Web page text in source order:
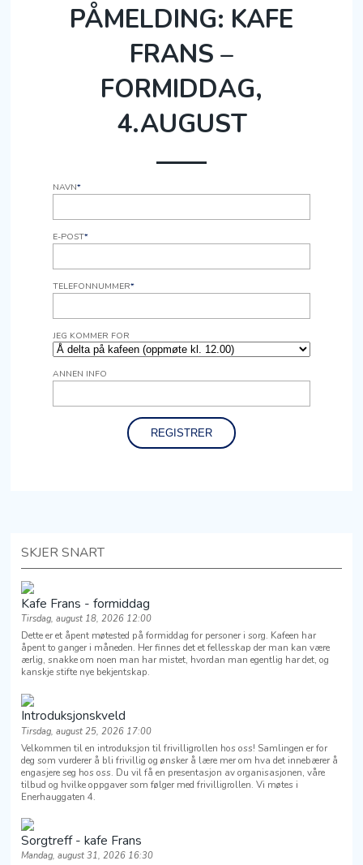
PÅMELDING: KAFE
FRANS –
FORMIDDAG,
4.AUGUST
NAVN*
E-POST*
TELEFONNUMMER*
JEG KOMMER FOR
ANNEN INFO
SKJER SNART
Kafe Frans - formiddag
Tirsdag, august 18, 2026 12:00
Dette er et åpent møtested på formiddag for personer i sorg. Kafeen har
åpent to ganger i måneden. Her finnes det et fellesskap der man kan være
ærlig, snakke om noen man har mistet, hvordan man egentlig har det, og
kanskje stifte nye bekjentskap.
Introduksjonskveld
Tirsdag, august 25, 2026 17:00
Velkommen til en introduksjon til frivilligrollen hos oss! Samlingen er for
deg som vurderer å bli frivillig og ønsker å lære mer om hva det innebærer å
engasjere seg hos oss. Du vil få en presentasjon av organisasjonen, våre
tilbud og hvilke oppgaver som følger med frivilligrollen. Vi møtes i
Enerhauggaten 4.
Sorgtreff - kafe Frans
Mandag, august 31, 2026 16:30